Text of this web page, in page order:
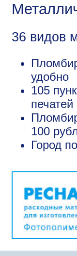
36 видов
удобно
105
100
Город